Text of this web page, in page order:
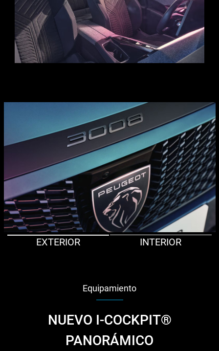
EXTERIOR INTERIOR
Equipamiento
NUEVO I-COCKPIT®
PANORÁMICO